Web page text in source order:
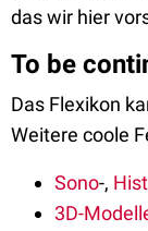
das wir hier
To be
Das Flexikon
Weitere coole
Sono-,
3D-